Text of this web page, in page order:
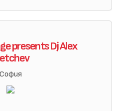
presents Dj Alex
София